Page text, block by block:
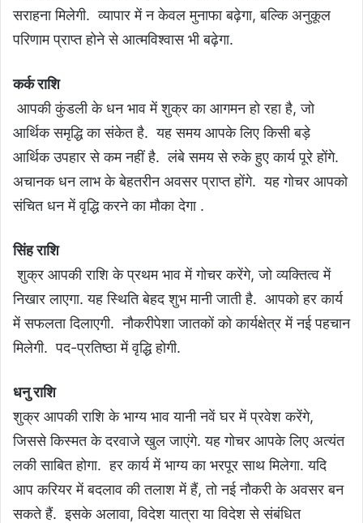
सराहना मिलेगी. व्यापार में न केवल मुनाफा बढ़ेगा, बल्कि अनुकूल
परिणाम प्राप्त होने से आत्मविश्वास भी बढ़ेगा.
कर्क राशि
आपकी कुंडली के धन भाव में शुक्र का आगमन हो रहा है, जो
आर्थिक समृद्धि का संकेत है. यह समय आपके लिए किसी बड़े
आर्थिक उपहार से कम नहीं है. लंबे समय से रुके हुए कार्य पूरे होंगे.
अचानक धन लाभ के बेहतरीन अवसर प्राप्त होंगे. यह गोचर आपको
संचित धन में वृद्धि करने का मौका देगा .
सिंह राशि
शुक्र आपकी राशि के प्रथम भाव में गोचर करेंगे, जो व्यक्तित्व में
निखार लाएगा. यह स्थिति बेहद शुभ मानी जाती है. आपको हर कार्य
में सफलता दिलाएगी. नौकरीपेशा जातकों को कार्यक्षेत्र में नई पहचान
मिलेगी. पद-प्रतिष्ठा में वृद्धि होगी.
धनु राशि
शुक्र आपकी राशि के भाग्य भाव यानी नवें घर में प्रवेश करेंगे,
जिससे किस्मत के दरवाजे खुल जाएंगे. यह गोचर आपके लिए अत्यंत
लकी साबित होगा. हर कार्य में भाग्य का भरपूर साथ मिलेगा. यदि
आप करियर में बदलाव की तलाश में हैं, तो नई नौकरी के अवसर बन
सकते हैं. इसके अलावा, विदेश यात्रा या विदेश से संबंधित